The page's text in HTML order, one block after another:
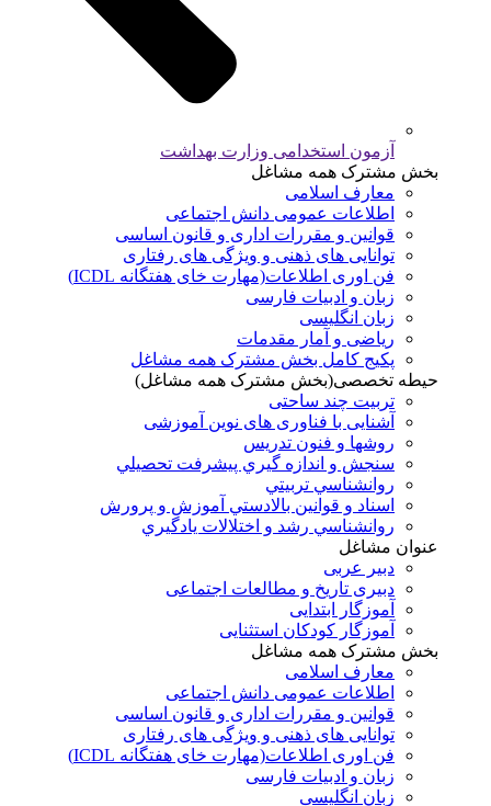
آزمون استخدامی وزارت بهداشت
بخش مشترک همه مشاغل
معارف اسلامی
اطلاعات عمومی دانش اجتماعی
قوانین و مقررات اداری و قانون اساسی
توانایی های ذهنی و ویژگی های رفتاری
فن اوری اطلاعات(مهارت خای هفتگانه ICDL)
زبان و ادبیات فارسی
زبان انگلیسی
ریاضی و آمار مقدمات
پکیج کامل بخش مشترک همه مشاغل
حیطه تخصصی(بخش مشترک همه مشاغل)
تربیت چند ساحتی
آشنایی با فناوری های نوین آموزشی
روشها و فنون تدريس
سنجش و اندازه گيري پيشرفت تحصيلي
روانشناسي تربيتي
اسناد و قوانين بالادستي آموزش و پرورش
روانشناسي رشد و اختلالات يادگيري
عنوان مشاغل
دبير عربی
دبیری تاریخ و مطالعات اجتماعی
آموزگار ابتدایی
آموزگار کودکان استثنایی
بخش مشترک همه مشاغل
معارف اسلامی
اطلاعات عمومی دانش اجتماعی
قوانین و مقررات اداری و قانون اساسی
توانایی های ذهنی و ویژگی های رفتاری
فن اوری اطلاعات(مهارت خای هفتگانه ICDL)
زبان و ادبیات فارسی
زبان انگلیسی